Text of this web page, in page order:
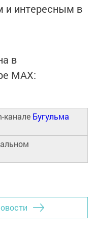
интересным в
в
MАХ:
канале Бугульма